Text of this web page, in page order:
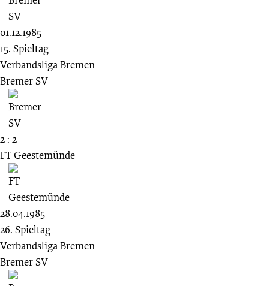
01.12.1985
15. Spieltag
Verbandsliga Bremen
Bremer SV
2 : 2
FT Geestemünde
28.04.1985
26. Spieltag
Verbandsliga Bremen
Bremer SV